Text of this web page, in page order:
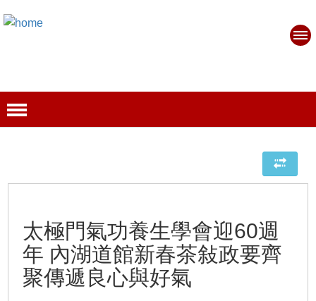
太極門氣功養生學會迎60週
年 內湖道館新春茶敍政要齊
聚傳遞良心與好氣